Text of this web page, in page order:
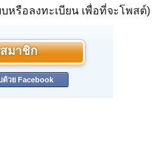
๓ รวมกันเข้าก็เป็น ผัสสะ แล้วทำให้
โสตะ ฆานะ ชิวหา กาย มโน ก็เกิด
บื้องต้นย่อมไม่ปรากฏ ขอถวาย
หรือลงทะเบียน เพื่อที่จะโพสต์)
มาชิก
ด้วย Facebook